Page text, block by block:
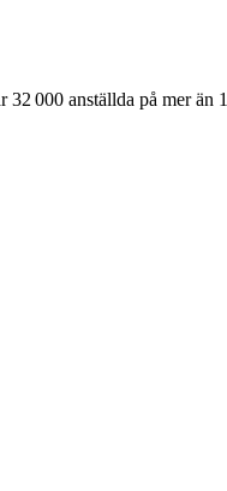
000 anställda på mer än